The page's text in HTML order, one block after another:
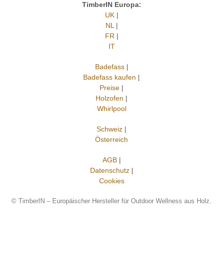
TimberIN Europa:
UK|
NL|
FR|
IT
Badefass|
Badefass kaufen |
Preise |
Holzofen |
Whirlpool
Schweiz |
Österreich
AGB|
Datenschutz|
Cookies
© TimberIN – Europäischer Hersteller für Outdoor Wellness aus Holz.